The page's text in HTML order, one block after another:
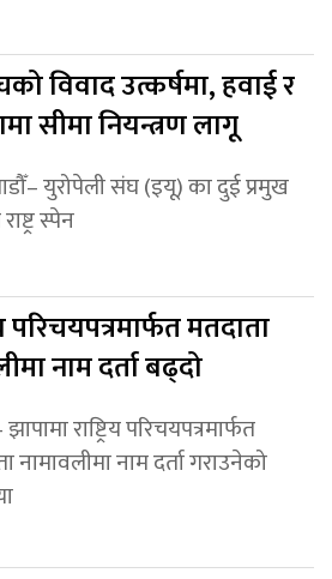
विवाद उत्कर्षमा, हवाई र
सीमा नियन्त्रण लागू
युरोपेली संघ (इयू) का दुई प्रमुख
स्पेन
परिचयपत्रमार्फत मतदाता
नाम दर्ता बढ्दो
राष्ट्रिय परिचयपत्रमार्फत
नामावलीमा नाम दर्ता गराउनेको